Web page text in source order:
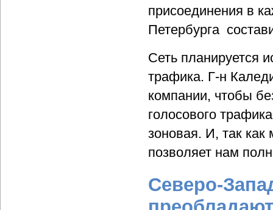
присоединения в
Петербурга
Сеть планируется
трафика. Г-н
компании, чтобы
голосового
зоновая. И, так
позволяет нам
Северо-